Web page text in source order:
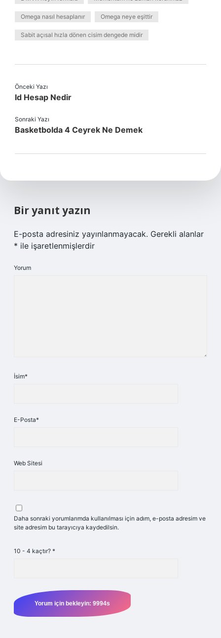
Omega nasıl hesaplanır Omega neye eşittir
Sabit açısal hızla dönen cisim dengede midir
Önceki Yazı
Id Hesap Nedir
Sonraki Yazı
Basketbolda 4 Ceyrek Ne Demek
Bir yanıt yazın
E-posta adresiniz yayınlanmayacak. Gerekli alanlar
* ile işaretlenmişlerdir
Yorum
İsim*
E-Posta*
Web Sitesi
Daha sonraki yorumlarımda kullanılması için adım, e-posta adresim ve
site adresim bu tarayıcıya kaydedilsin.
10 - 4 kaçtır? *